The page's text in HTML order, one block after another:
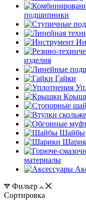
подшипники
изделия
Гайки
Шайбы
материалы
Фильтр
Сортировка